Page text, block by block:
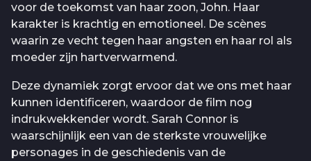
voor de toekomst van haar zoon, John. Haar
karakter is krachtig en emotioneel. De scènes
waarin ze vecht tegen haar angsten en haar rol als
moeder zijn hartverwarmend.
Deze dynamiek zorgt ervoor dat we ons met haar
kunnen identificeren, waardoor de film nog
indrukwekkender wordt. Sarah Connor is
waarschijnlijk een van de sterkste vrouwelijke
personages in de geschiedenis van de